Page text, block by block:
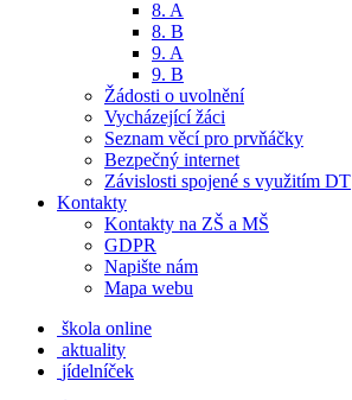
8. A
8. B
9. A
9. B
Žádosti o uvolnění
Vycházející žáci
Seznam věcí pro prvňáčky
Bezpečný internet
Závislosti spojené s využitím DT
Kontakty
Kontakty na ZŠ a MŠ
GDPR
Napište nám
Mapa webu
škola online
aktuality
jídelníček